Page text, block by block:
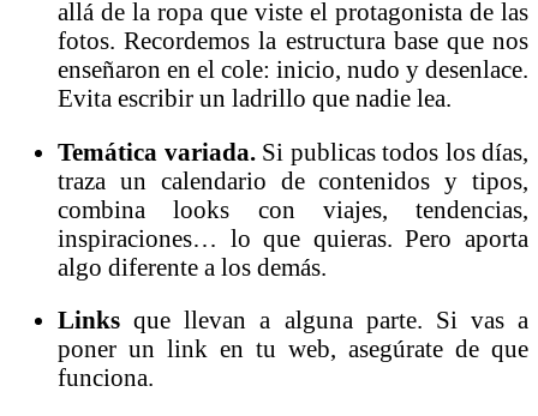
allá de la ropa que viste el protagonista de las
fotos. Recordemos la estructura base que nos
enseñaron en el cole: inicio, nudo y desenlace.
Evita escribir un ladrillo que nadie lea.
Temática variada. Si publicas todos los días,
traza un calendario de contenidos y tipos,
combina looks con viajes, tendencias,
inspiraciones… lo que quieras. Pero aporta
algo diferente a los demás.
Links que llevan a alguna parte. Si vas a
poner un link en tu web, asegúrate de que
funciona.